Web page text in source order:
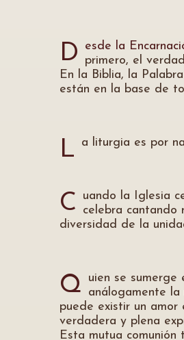
D esde la
primero, el
En la Biblia, la
están en la base de
L a liturgia es por
C
uando la Iglesia
celebra cantando
diversidad de la
Q
uien se sumerge
análogamente la
puede existir un amor
verdadera y plena
Esta mutua